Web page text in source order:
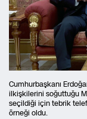
Cumhurbaşkanı
ilkişkilerini soğuttuğu
seçildiği için tebrik
örneği oldu.